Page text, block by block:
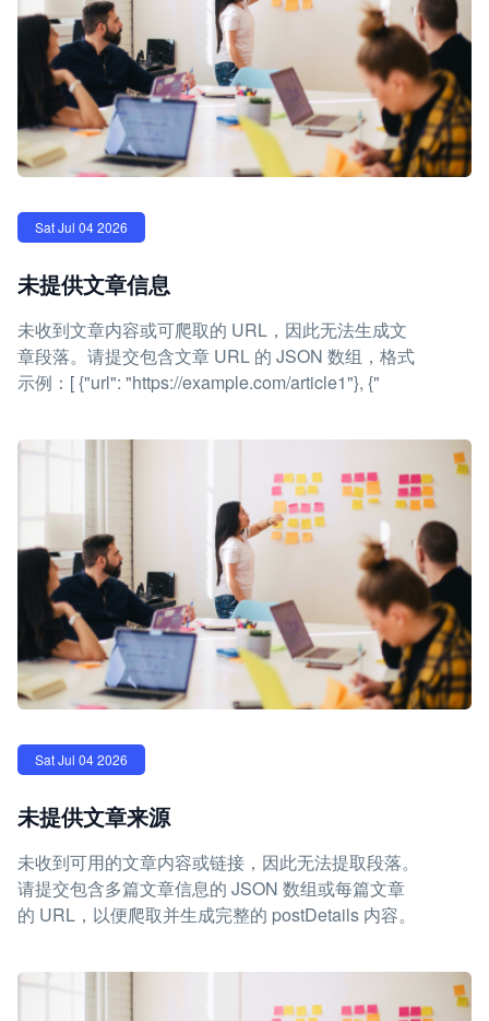
Sat Jul 04 2026
未提供文章信息
未收到文章内容或可爬取的 URL，因此无法生成文
章段落。请提交包含文章 URL 的 JSON 数组，格式
示例：[ {"url": "https://example.com/article1"}, {"
Sat Jul 04 2026
未提供文章来源
未收到可用的文章内容或链接，因此无法提取段落。
请提交包含多篇文章信息的 JSON 数组或每篇文章
的 URL，以便爬取并生成完整的 postDetails 内容。